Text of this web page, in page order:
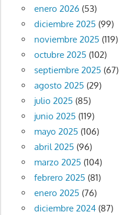
enero 2026 (53)
diciembre 2025 (99)
noviembre 2025 (119)
octubre 2025 (102)
septiembre 2025 (67)
agosto 2025 (29)
julio 2025 (85)
junio 2025 (119)
mayo 2025 (106)
abril 2025 (96)
marzo 2025 (104)
febrero 2025 (81)
enero 2025 (76)
diciembre 2024(87)